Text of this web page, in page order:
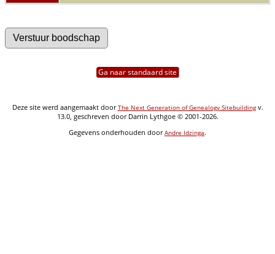
Ga naar standaard site
Deze site werd aangemaakt doorThe Next Generation of Genealogy Sitebuildingv.
13.0, geschreven door Darrin Lythgoe © 2001-2026.
Gegevens onderhouden doorAndre Idzinga.